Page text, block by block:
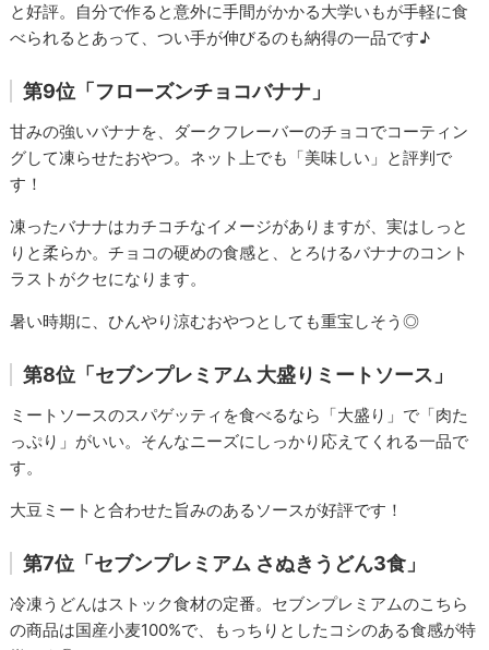
と好評。自分で作ると意外に手間がかかる大学いもが手軽に食
べられるとあって、つい手が伸びるのも納得の一品です♪
第9位「フローズンチョコバナナ」
甘みの強いバナナを、ダークフレーバーのチョコでコーティン
グして凍らせたおやつ。ネット上でも「美味しい」と評判で
す！
凍ったバナナはカチコチなイメージがありますが、実はしっと
りと柔らか。チョコの硬めの食感と、とろけるバナナのコント
ラストがクセになります。
暑い時期に、ひんやり涼むおやつとしても重宝しそう◎
第8位「セブンプレミアム 大盛りミートソース」
ミートソースのスパゲッティを食べるなら「大盛り」で「肉た
っぷり」がいい。そんなニーズにしっかり応えてくれる一品で
す。
大豆ミートと合わせた旨みのあるソースが好評です！
第7位「セブンプレミアム さぬきうどん3食」
冷凍うどんはストック食材の定番。セブンプレミアムのこちら
の商品は国産小麦100%で、もっちりとしたコシのある食感が特